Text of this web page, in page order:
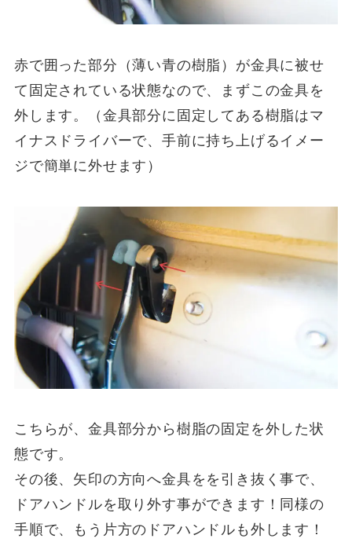
赤で囲った部分（薄い青の樹脂）が金具に被せ
て固定されている状態なので、まずこの金具を
外します。（金具部分に固定してある樹脂はマ
イナスドライバーで、手前に持ち上げるイメー
ジで簡単に外せます）
こちらが、金具部分から樹脂の固定を外した状
態です。
その後、矢印の方向へ金具をを引き抜く事で、
ドアハンドルを取り外す事ができます！同様の
手順で、もう片方のドアハンドルも外します！